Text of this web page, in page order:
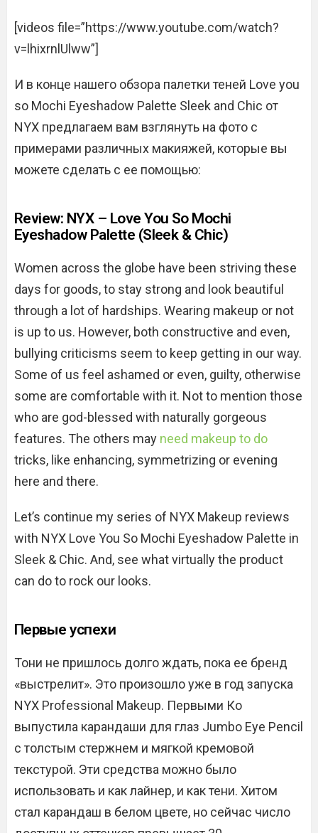
[videos file=”https://www.youtube.com/watch?
v=lhixrnlUlww”]
И в конце нашего обзора палетки теней Love you
so Mochi Eyeshadow Palette Sleek and Chic от
NYX предлагаем вам взглянуть на фото с
примерами различных макияжей, которые вы
можете сделать с ее помощью:
Review: NYX – Love You So Mochi
Eyeshadow Palette (Sleek & Chic)
Women across the globe have been striving these
days for goods, to stay strong and look beautiful
through a lot of hardships. Wearing makeup or not
is up to us. However, both constructive and even,
bullying criticisms seem to keep getting in our way.
Some of us feel ashamed or even, guilty, otherwise
some are comfortable with it. Not to mention those
who are god-blessed with naturally gorgeous
features. The others may need makeup to do
tricks, like enhancing, symmetrizing or evening
here and there.
Let’s continue my series of NYX Makeup reviews
with NYX Love You So Mochi Eyeshadow Palette in
Sleek & Chic. And, see what virtually the product
can do to rock our looks.
Первые успехи
Тони не пришлось долго ждать, пока ее бренд
«выстрелит». Это произошло уже в год запуска
NYX Professional Makeup. Первыми Ко
выпустила карандаши для глаз Jumbo Eye Pencil
с толстым стержнем и мягкой кремовой
текстурой. Эти средства можно было
использовать и как лайнер, и как тени. Хитом
стал карандаш в белом цвете, но сейчас число